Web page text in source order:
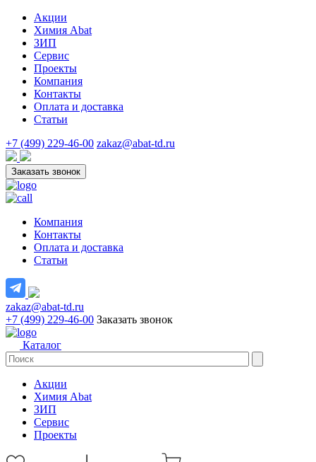
Акции
Химия Abat
ЗИП
Сервис
Проекты
Компания
Контакты
Оплата и доставка
Статьи
+7 (499) 229-46-00 zakaz@abat-td.ru
Заказать звонок
Компания
Контакты
Оплата и доставка
Статьи
zakaz@abat-td.ru
+7 (499) 229-46-00 Заказать звонок
Каталог
Акции
Химия Abat
ЗИП
Сервис
Проекты